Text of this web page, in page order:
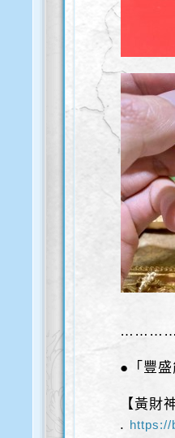
●「豐盛
【黃財
. https://